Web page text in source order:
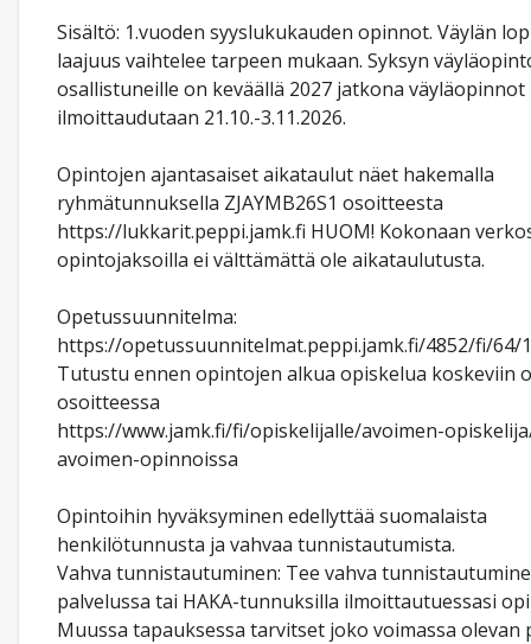
Sisältö: 1.vuoden syyslukukauden opinnot. Väylän
laajuus vaihtelee tarpeen mukaan. Syksyn
osallistuneille on keväällä 2027 jatkona väyläopinnot
ilmoittaudutaan 21.10.-3.11.2026.
Opintojen ajantasaiset aikataulut näet hakemalla
ryhmätunnuksella ZJAYMB26S1 osoitteesta
https://lukkarit.peppi.jamk.fi HUOM! Kokonaan
opintojaksoilla ei välttämättä ole aikataulutusta.
Opetussuunnitelma:
https://opetussuunnitelmat.peppi.jamk.fi/4852/fi/64/
Tutustu ennen opintojen alkua opiskelua koskeviin
osoitteessa
https://www.jamk.fi/fi/opiskelijalle/avoimen-
avoimen-opinnoissa
Opintoihin hyväksyminen edellyttää suomalaista
henkilötunnusta ja vahvaa tunnistautumista.
Vahva tunnistautuminen: Tee vahva
palvelussa tai HAKA-tunnuksilla ilmoittautuessasi
Muussa tapauksessa tarvitset joko voimassa olevan